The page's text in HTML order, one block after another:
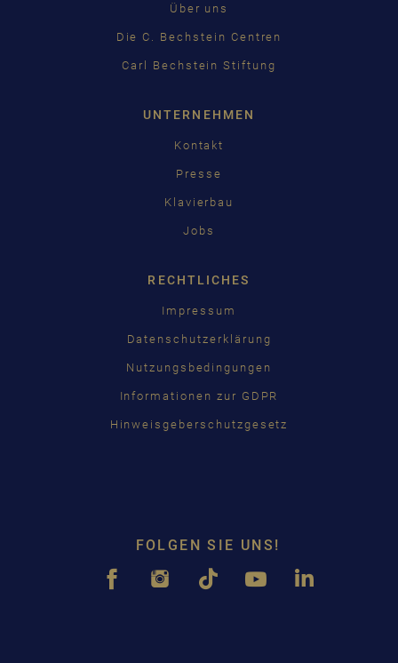
Über uns
Die C. Bechstein Centren
Carl Bechstein Stiftung
UNTERNEHMEN
Kontakt
Presse
Klavierbau
Jobs
RECHTLICHES
Impressum
Datenschutzerklärung
Nutzungsbedingungen
Informationen zur GDPR
Hinweisgeberschutzgesetz
FOLGEN SIE UNS!